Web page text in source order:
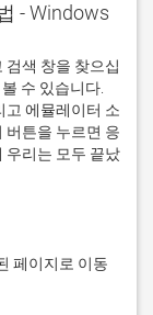
- Windows
검색 창을 찾으십
수 있습니다.
고 에뮬레이터 소
버튼을 누르면 응
우리는 모두 끝났